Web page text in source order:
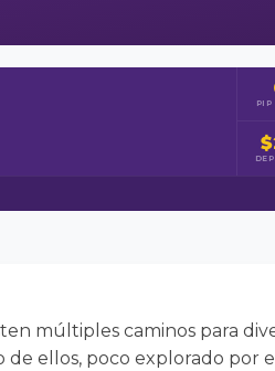
PIP
múltiples caminos para
ellos, poco explorado por